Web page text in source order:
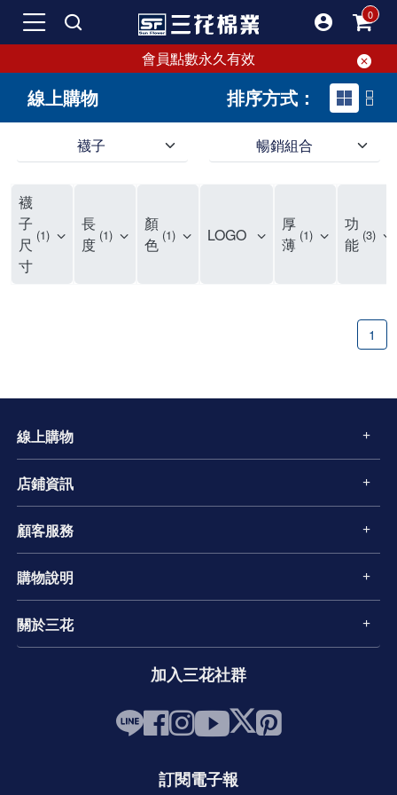
會員點數永久有效
線上購物 排序方式：
襪子 暢銷組合
襪
子
尺
寸
1
長
度 1
顏
色 1 LOGO
厚
薄 1
功
能 3
1
線上購物
店鋪資訊
顧客服務
購物說明
關於三花
加入三花社群
訂閱電子報